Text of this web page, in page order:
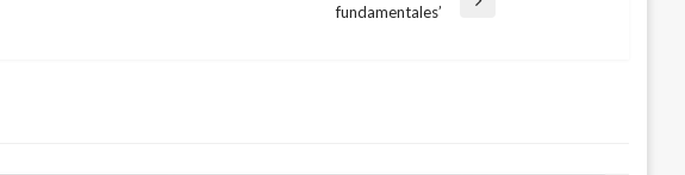
fundamentales’